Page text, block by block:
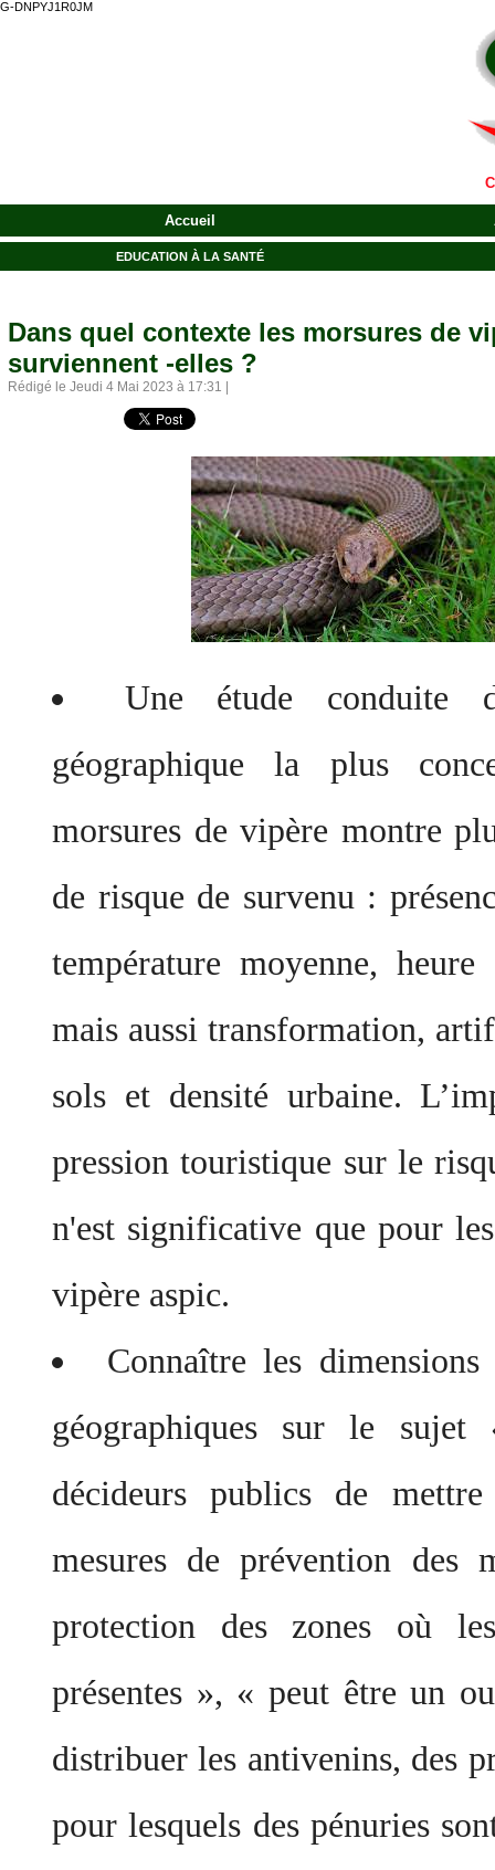
G-DNPYJ1R0JM
Accueil
EDUCATION À LA SANTÉ
Dans quel contexte les morsures de
surviennent -elles ?
Rédigé le Jeudi 4 Mai 2023 à 17:31 |
Une étude conduite
géographique la plus
morsures de vipère montre
de risque de survenu :
température moyenne,
mais aussi transformation,
sols et densité urbaine.
pression touristique sur le
n'est significative que pour
vipère aspic.
Connaître les dimensions
géographiques sur le
décideurs publics de
mesures de prévention des
protection des zones où
présentes », « peut être un
distribuer les antivenins, des
pour lesquels des pénuries